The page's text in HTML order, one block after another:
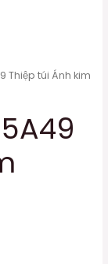
Thiệp túi Ánh kim